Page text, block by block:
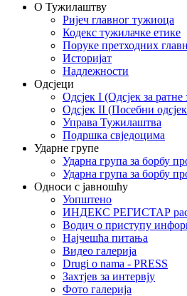
О Тужилаштву
Ријеч главног тужиоца
Кодекс тужилачке етике
Поруке претходних
Историјат
Надлежности
Одсјеци
Одсјек I (Одсјек за ратне
Одсјек II (Посебни
Управа Тужилаштва
Подршка свједоцима
Ударне групе
Ударна група за борбу
Ударна група за борбу
Односи с јавношћу
Уопштено
ИНДЕКС РЕГИСТАР
Водич о приступу
Најчешћа питања
Видео галерија
Drugi o nama - PRESS
Захтјев за интервју
Фото галерија